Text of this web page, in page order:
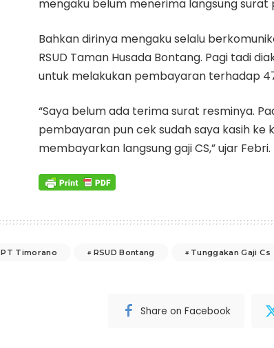
mengaku belum menerima langsung surat
Bahkan dirinya mengaku selalu
RSUD Taman Husada Bontang. Pagi tadi
untuk melakukan pembayaran terhadap
“Saya belum ada terima surat resminya.
pembayaran pun cek sudah saya kasih ke
membayarkan langsung gaji CS,” ujar Febri.
PT Timorano RSUD Bontang Tunggakan Gaji Cs
Share on Facebook